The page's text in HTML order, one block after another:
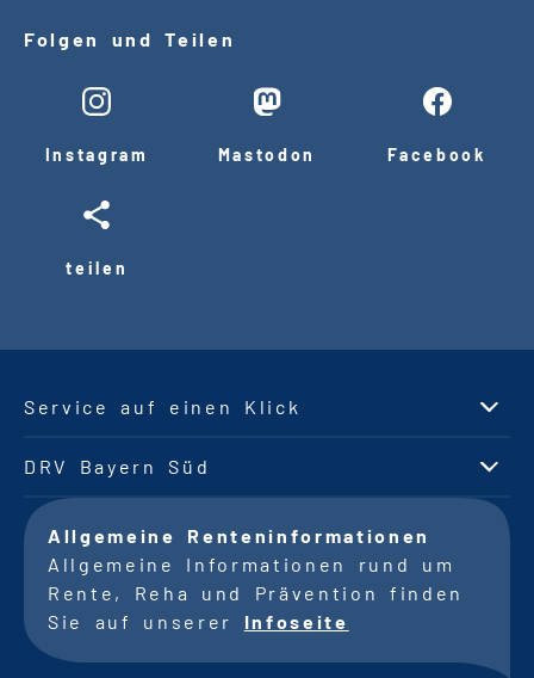
Folgen und Teilen
Instagram Mastodon Facebook
teilen
Service auf einen Klick
DRV Bayern Süd
Allgemeine Renteninformationen
Allgemeine Informationen rund um
Rente, Reha und Prävention finden
Sie auf unserer Infoseite